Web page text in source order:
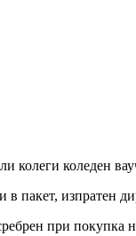
колеги коледен
пакет, изпратен
при покупка